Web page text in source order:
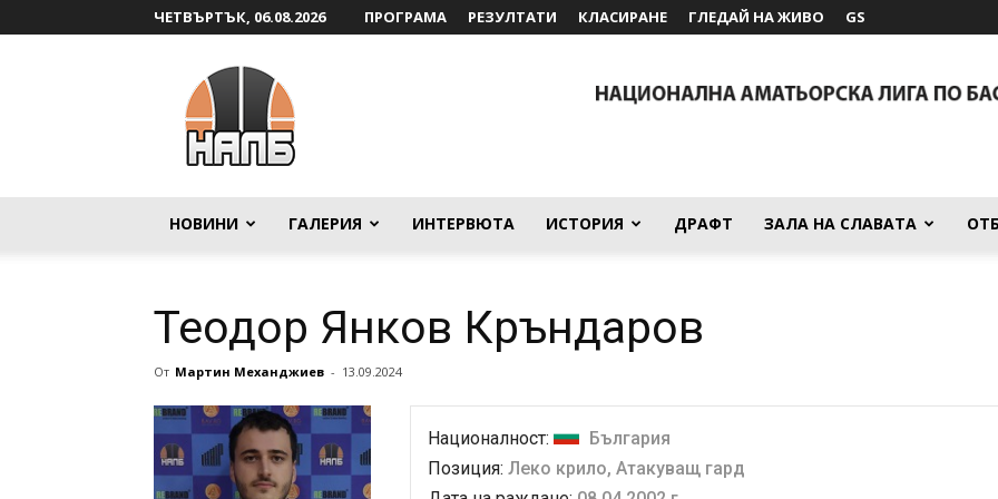
ЧЕТВЪРТЪК, 06.08.2026 ПРОГРАМА РЕЗУЛТАТИ КЛАСИРАНЕ ГЛЕДАЙ НА ЖИВО GS
НОВИНИ ГАЛЕРИЯ ИНТЕРВЮТА ИСТОРИЯ ДРАФТ ЗАЛА НА СЛАВАТА
Теодор Янков Кръндаров
От Мартин Механджиев - 13.09.2024
Националност:
България
Позиция: Леко крило, Атакуващ гард